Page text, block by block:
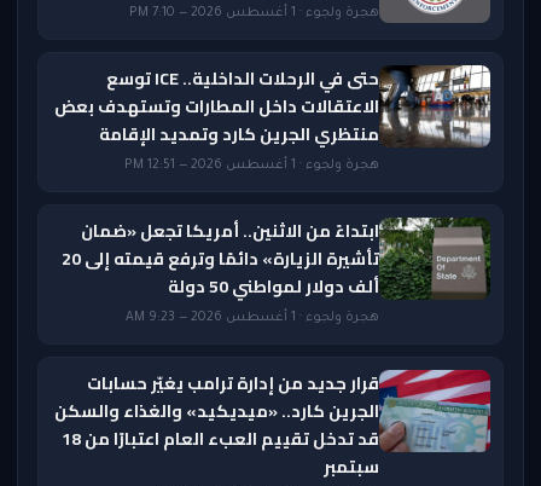
هجرة ولجوء · 1 أغسطس 2026 — 7:10 PM
حتى في الرحلات الداخلية.. ICE توسع
الاعتقالات داخل المطارات وتستهدف بعض
منتظري الجرين كارد وتمديد الإقامة
هجرة ولجوء · 1 أغسطس 2026 — 12:51 PM
ابتداءً من الاثنين.. أمريكا تجعل «ضمان
تأشيرة الزيارة» دائمًا وترفع قيمته إلى 20
ألف دولار لمواطني 50 دولة
هجرة ولجوء · 1 أغسطس 2026 — 9:23 AM
قرار جديد من إدارة ترامب يغيّر حسابات
الجرين كارد.. «ميديكيد» والغذاء والسكن
قد تدخل تقييم العبء العام اعتبارًا من 18
سبتمبر